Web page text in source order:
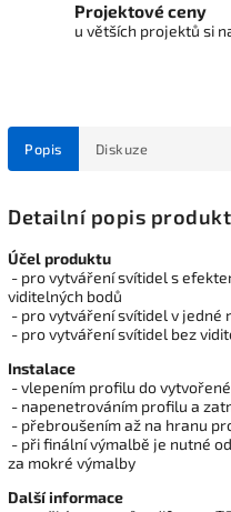
Projektové ceny
u větších projektů si
Popis Diskuze
Detailní popis
Účel produktu
- pro vytváření svítidel s
viditelných bodů
- pro vytváření svítidel v jedné
- pro vytváření svítidel bez
Instalace
- vlepením profilu do vytvořené
- napenetrováním profilu a
- přebroušením až na hranu
- při finální výmalbě je nutné
za mokré výmalby
Další informace